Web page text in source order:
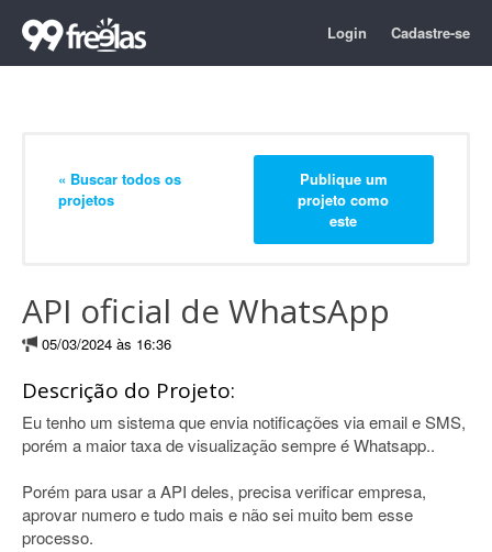
Login Cadastre-se
« Buscar todos os
projetos
Publique um
projeto como
este
API oficial de WhatsApp
05/03/2024 às 16:36
Descrição do Projeto:
Eu tenho um sistema que envia notificações via email e SMS,
porém a maior taxa de visualização sempre é Whatsapp..
Porém para usar a API deles, precisa verificar empresa,
aprovar numero e tudo mais e não sei muito bem esse
processo.